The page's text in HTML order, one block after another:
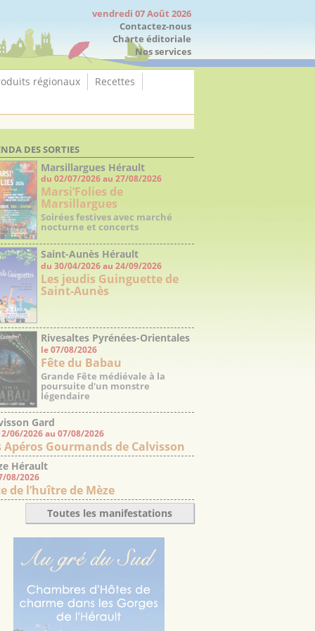
vendredi 07 Août 2026
Contactez-nous
Charte éditoriale
Nos services
régionaux
Recettes
DES SORTIES
Marsillargues Hérault
du 02/07/2026 au 27/08/2026
Marsi’Folies de
Marsillargues
Soirées festives avec marché
nocturne et concerts
Saint-Aunès Hérault
du 30/04/2026 au 24/09/2026
Les jeudis Guinguette de
Saint-Aunès
Rivesaltes Pyrénées-Orientales
le 07/08/2026
Fête du Babau
Grande Fête médiévale à la
poursuite d'un monstre
légendaire
Gard
06/2026 au 07/08/2026
Apéros Gourmands de Calvisson
Hérault
08/2026
de l’huître de Mèze
Toutes les manifestations